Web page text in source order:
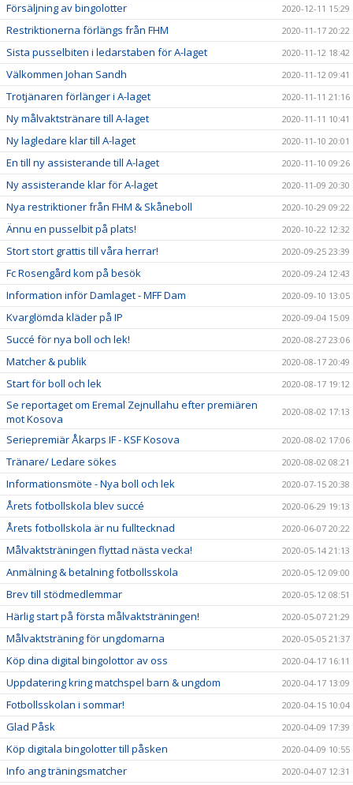
Försäljning av bingolotter 2020-12-11 15:29
Restriktionerna förlängs från FHM 2020-11-17 20:22
Sista pusselbiten i ledarstaben för A-laget 2020-11-12 18:42
Välkommen Johan Sandh 2020-11-12 09:41
Trotjänaren förlänger i A-laget 2020-11-11 21:16
Ny målvaktstränare till A-laget 2020-11-11 10:41
Ny lagledare klar till A-laget 2020-11-10 20:01
En till ny assisterande till A-laget 2020-11-10 09:26
Ny assisterande klar för A-laget 2020-11-09 20:30
Nya restriktioner från FHM & Skåneboll 2020-10-29 09:22
Ännu en pusselbit på plats! 2020-10-22 12:32
Stort stort grattis till våra herrar! 2020-09-25 23:39
Fc Rosengård kom på besök 2020-09-24 12:43
Information inför Damlaget - MFF Dam 2020-09-10 13:05
Kvarglömda kläder på IP 2020-09-04 15:09
Succé för nya boll och lek! 2020-08-27 23:06
Matcher & publik 2020-08-17 20:49
Start för boll och lek 2020-08-17 19:12
Se reportaget om Eremal Zejnullahu efter premiären
mot Kosova
2020-08-02 17:13
Seriepremiär Åkarps IF - KSF Kosova 2020-08-02 17:06
Tränare/ Ledare sökes 2020-08-02 08:21
Informationsmöte - Nya boll och lek 2020-07-15 20:38
Årets fotbollskola blev succé 2020-06-29 19:13
Årets fotbollskola är nu fulltecknad 2020-06-07 20:22
Målvaktsträningen flyttad nästa vecka! 2020-05-14 21:13
Anmälning & betalning fotbollsskola 2020-05-12 09:00
Brev till stödmedlemmar 2020-05-12 08:51
Härlig start på första målvaktsträningen! 2020-05-07 21:29
Målvaktsträning för ungdomarna 2020-05-05 21:37
Köp dina digital bingolottor av oss 2020-04-17 16:11
Uppdatering kring matchspel barn & ungdom 2020-04-17 13:09
Fotbollsskolan i sommar! 2020-04-15 10:04
Glad Påsk 2020-04-09 17:39
Köp digitala bingolotter till påsken 2020-04-09 10:55
Info ang träningsmatcher 2020-04-07 12:31